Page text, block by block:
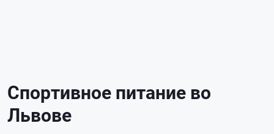
Спортивное питание во
Львове